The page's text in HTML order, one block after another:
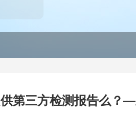
第三方检测报告么？